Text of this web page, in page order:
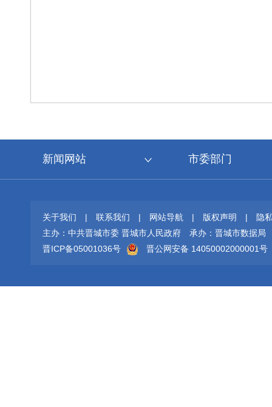
新闻网站 市委部门
关于我们 | 联系我们 | 网站导航 | 版权声明 |
隐
主办：中共晋城市委 晋城市人民政府
承办：晋城市数据局
晋ICP备05001036号
晋公网安备 14050002000001号